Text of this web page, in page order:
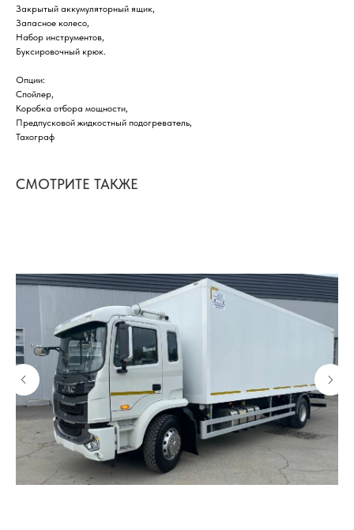
Закрытый аккумуляторный ящик,
Запасное колесо,
Набор инструментов,
Буксировочный крюк.
Опции:
Спойлер,
Коробка отбора мощности,
Предпусковой жидкостный подогреватель,
Тахограф
СМОТРИТЕ ТАКЖЕ